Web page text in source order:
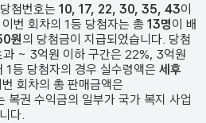
첨번호는 10, 17, 22, 30, 35, 43이
번 회차의 1등 당첨자는 총 13명이 배
원의 당첨금이 지급되었습니다. 당첨
~ 3억원 이하 구간은 22%, 3억원
등 당첨자의 경우 실수령액은 세후
회차의 총 판매금액은
복권 수익금의 일부가 국가 복지 사업
다.